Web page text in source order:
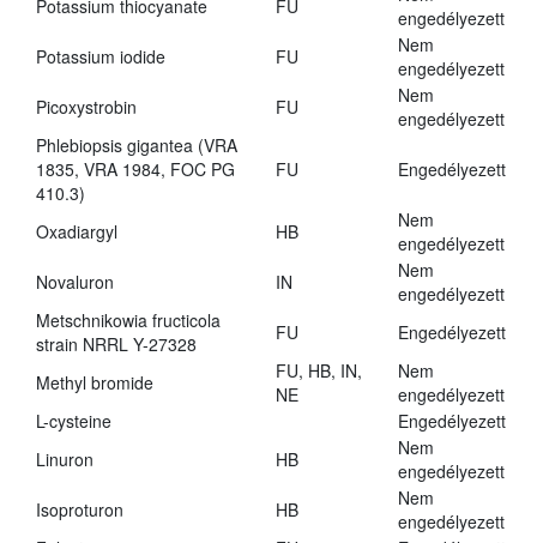
Potassium thiocyanate
FU
engedélyezett
Potassium iodide
FU
Nem
engedélyezett
Picoxystrobin
FU
Nem
engedélyezett
Phlebiopsis gigantea (VRA
1835, VRA 1984, FOC PG
410.3)
FU Engedélyezett
Oxadiargyl HB
Nem
engedélyezett
Novaluron
IN
Nem
engedélyezett
Metschnikowia fructicola
strain NRRL Y-27328
FU Engedélyezett
Methyl bromide
FU, HB, IN,
NE
Nem
engedélyezett
L-cysteine
Engedélyezett
Linuron
HB
Nem
engedélyezett
Isoproturon
HB
Nem
engedélyezett